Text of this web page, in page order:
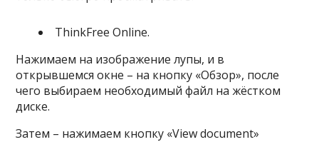
ThinkFree Online.
Нажимаем на изображение лупы, и в
открывшемся окне – на кнопку «Обзор», после
чего выбираем необходимый файл на жёстком
диске.
Затем – нажимаем кнопку «View document»